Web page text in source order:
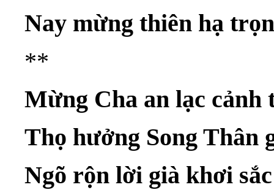
Nay mừng thiên hạ
**
Mừng Cha an lạc cảnh
Thọ hưởng Song Thân
Ngõ rộn lời già khơi